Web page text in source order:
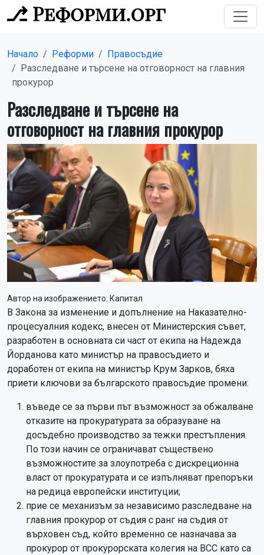
Начало Реформи
Правосъдие
Разследване и търсене на отговорност на главния
прокурор
Разследване и търсене на
отговорност на главния прокурор
Автор на изображението: Капитал
В Закона за изменение и допълнение на Наказателно-
процесуалния кодекс, внесен от Министерския съвет,
разработен в основната си част от екипа на Надежда
Йорданова като министър на правосъдието и
доработен от екипа на министър Крум Зарков, бяха
приети ключови за българското правосъдие промени:
въведе се за първи път възможност за обжалване
отказите на прокуратурата за образуване на
досъдебно производство за тежки престъпления.
По този начин се ограничават съществено
възможностите за злоупотреба с дискреционна
власт от прокуратурата и се изпълняват препоръки
на редица европейски институции;
прие се механизъм за независимо разследване на
главния прокурор от съдия с ранг на съдия от
върховен съд, който временно се назначава за
прокурор от прокурорската колегия на ВСС като са